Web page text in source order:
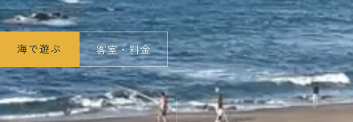
海で遊ぶ 客室・料金